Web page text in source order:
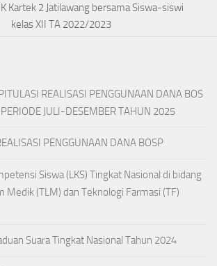
Kartek 2 Jatilawang bersama Siswa-siswi
kelas XII TA 2022/2023
REALISASI PENGGUNAAN DANA BOS
JULI-DESEMBER TAHUN 2025
PENGGUNAAN DANA BOSP
Siswa (LKS) Tingkat Nasional di bidang
Medik (TLM) dan Teknologi Farmasi (TF)
Suara Tingkat Nasional Tahun 2024